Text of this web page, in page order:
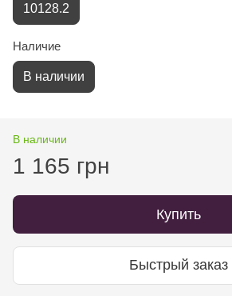
10128.2
Наличие
В наличии
В наличии
1 165 грн
Купить
Быстрый заказ